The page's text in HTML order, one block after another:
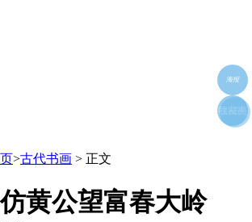
>古代书画 > 正文
黄公望富春大岭
海报
好友
朋友圈
收藏夹